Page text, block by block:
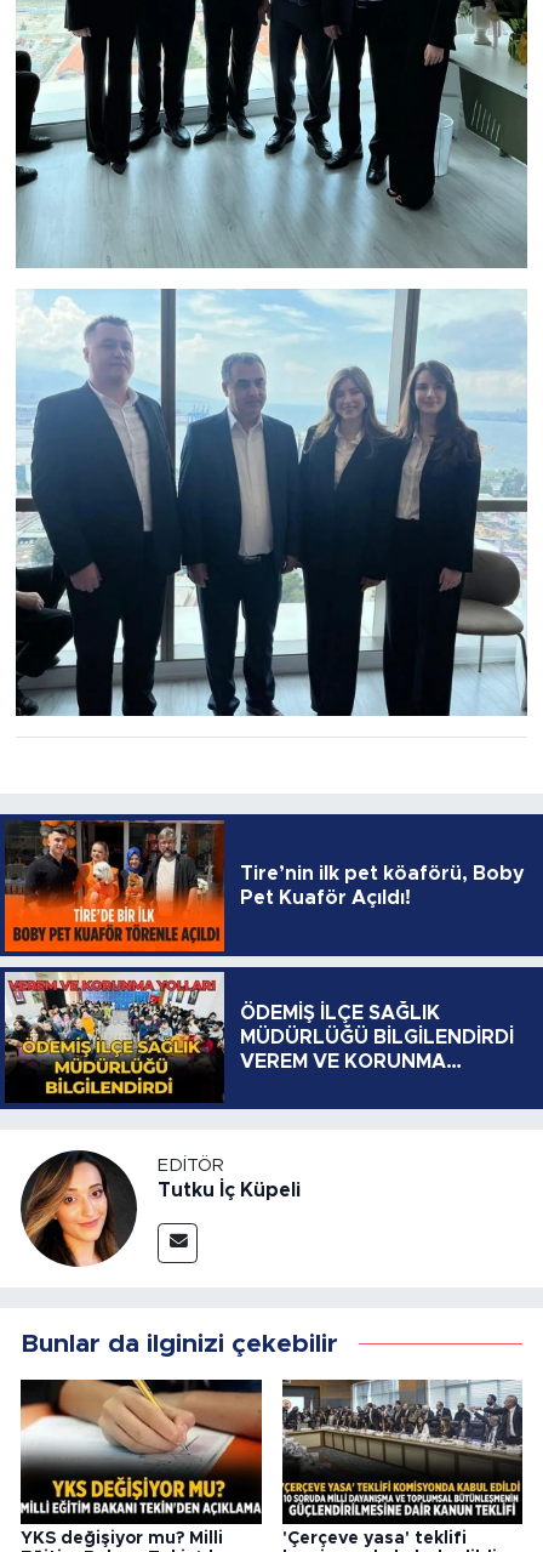
Tire’nin ilk pet köaförü, Boby
Pet Kuaför Açıldı!
ÖDEMİŞ İLÇE SAĞLIK
MÜDÜRLÜĞÜ BİLGİLENDİRDİ
VEREM VE KORUNMA
EDITÖR
Tutku İç Küpeli
Bunlar da ilginizi çekebilir
YKS değişiyor mu? Milli
'Çerçeve yasa' teklifi